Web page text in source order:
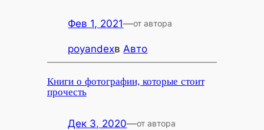
Фев 1, 2021—от автора
poyandexвАвто
Книги о фотографии, которые стоит
прочесть
Дек 3, 2020—от автора